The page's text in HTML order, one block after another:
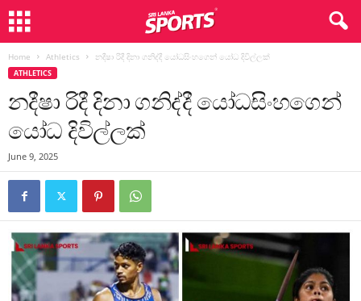
Home Athletics නදීෂා රිදී දිනා ගනිද්දී යෝධසිංහගෙන් යෝධ දිවිල්ලක්
ATHLETICS
නදීෂා රිදී දිනා ගනිද්දී යෝධසිංහගෙන්
යෝධ දිවිල්ලක්
June 9, 2025